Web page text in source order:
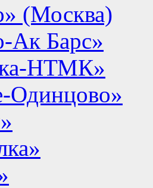
(Москва)
Ак Барс»
НТМК»
Одинцово»